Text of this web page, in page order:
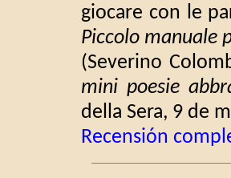
giocare con le
Piccolo manuale
(Severino
mini poesie
della Sera, 9 de
Recensión